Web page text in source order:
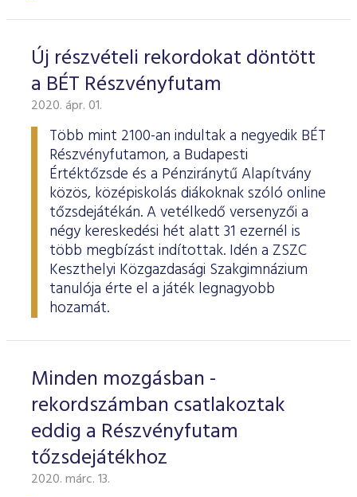
Új részvételi rekordokat döntött
a BÉT Részvényfutam
2020. ápr. 01.
Több mint 2100-an indultak a negyedik BÉT
Részvényfutamon, a Budapesti
Értéktőzsde és a Pénziránytű Alapítvány
közös, középiskolás diákoknak szóló online
tőzsdejátékán. A vetélkedő versenyzői a
négy kereskedési hét alatt 31 ezernél is
több megbízást indítottak. Idén a ZSZC
Keszthelyi Közgazdasági Szakgimnázium
tanulója érte el a játék legnagyobb
hozamát.
Minden mozgásban -
rekordszámban csatlakoztak
eddig a Részvényfutam
tőzsdejátékhoz
2020. márc. 13.